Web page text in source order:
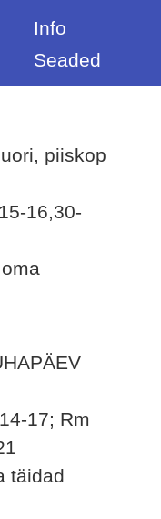
Info
Seaded
piiskop
16,30-
17; Rm
täidad